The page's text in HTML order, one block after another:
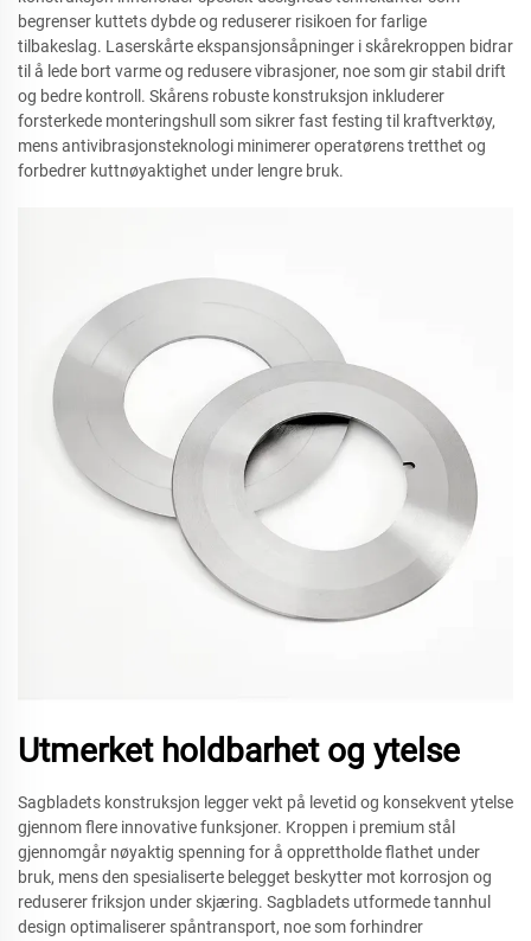
begrenser kuttets dybde og reduserer risikoen for farlige
tilbakeslag. Laserskårte ekspansjonsåpninger i skårekroppen bidrar
til å lede bort varme og redusere vibrasjoner, noe som gir stabil drift
og bedre kontroll. Skårens robuste konstruksjon inkluderer
forsterkede monteringshull som sikrer fast festing til kraftverktøy,
mens antivibrasjonsteknologi minimerer operatørens tretthet og
forbedrer kuttnøyaktighet under lengre bruk.
Utmerket holdbarhet og ytelse
Sagbladets konstruksjon legger vekt på levetid og konsekvent ytelse
gjennom flere innovative funksjoner. Kroppen i premium stål
gjennomgår nøyaktig spenning for å opprettholde flathet under
bruk, mens den spesialiserte belegget beskytter mot korrosjon og
reduserer friksjon under skjæring. Sagbladets utformede tannhul
design optimaliserer spåntransport, noe som forhindrer